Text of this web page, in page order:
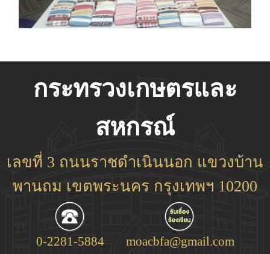
กระทรวงเกษตรและ
สหกรณ์
เลขที่ 3 ถนนราชดำเนินนอก แขวงบ้าน
พานถม เขตพระนคร กรุงเทพฯ 10200
0-2281-5884 moacbfa@gmail.com